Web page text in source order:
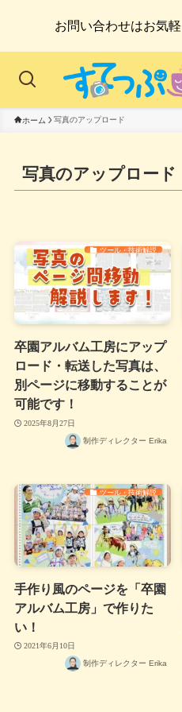
お問い合わせはお気
ホーム 写真のアップロード
写真のアップロード
ツール・技術解説
卒園アルバム工房にアップ
ロード・転送した写真は、
別ページに移動することが
可能です！
2025年8月27日
制作ディレクター Erika
ツール・技術解説
手作り風のページを「卒園
アルバム工房」で作りた
い！
2021年6月10日
制作ディレクター Erika